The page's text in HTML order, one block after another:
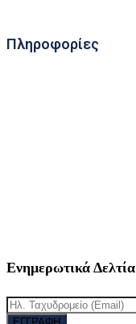
Πληροφορίες
Ενημερωτικά Δελτία